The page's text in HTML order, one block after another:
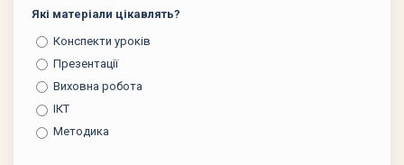
Які матеріали цікавлять?
Конспекти уроків
Презентації
Виховна робота
ІКТ
Методика